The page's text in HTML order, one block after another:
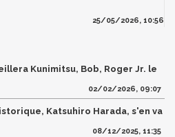
25/05/2026, 10:56
Kunimitsu, Bob, Roger Jr. le
02/02/2026, 09:07
Katsuhiro Harada, s'en va
08/12/2025, 11:35